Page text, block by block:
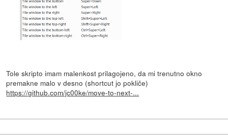
Tole skripto imam malenkost prilagojeno, da mi trenutno okno
premakne malo v desno (shortcut jo pokliče)
https://github.com/jc00ke/move-to-next-...